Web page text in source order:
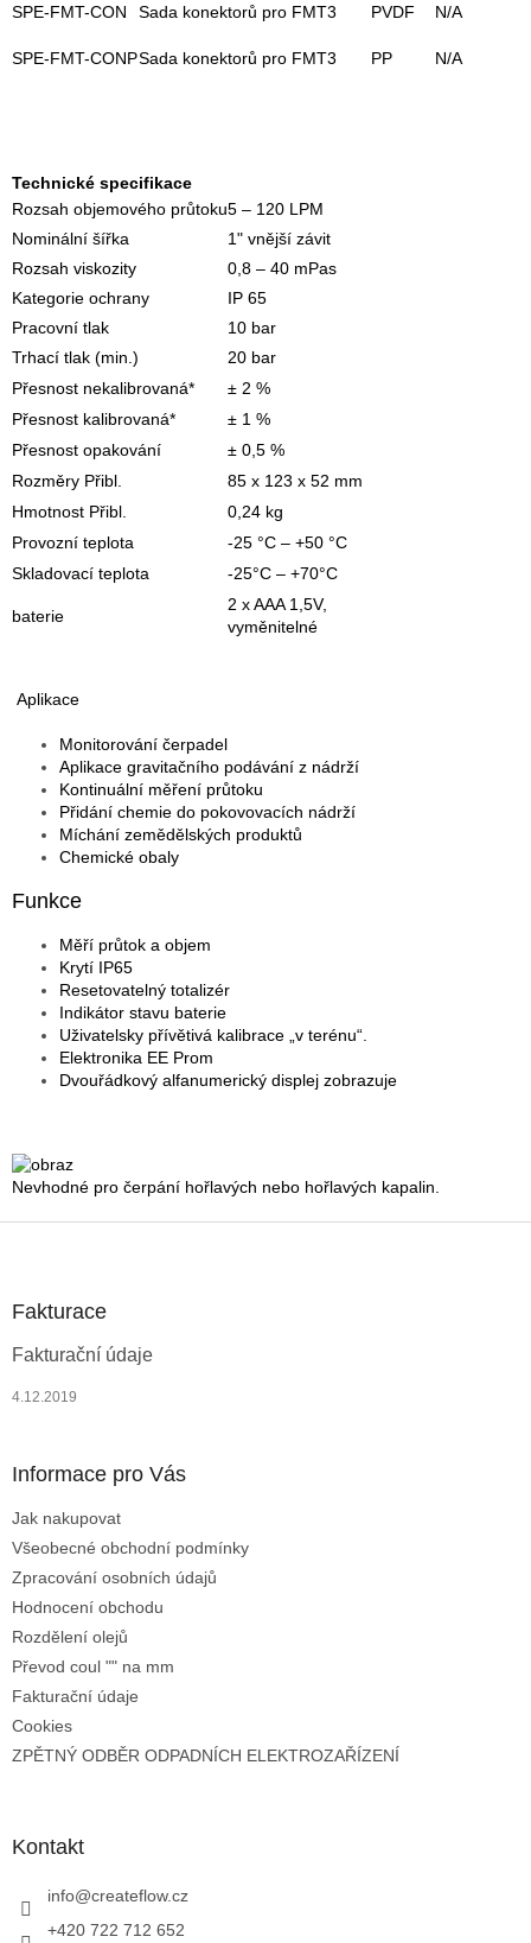
v
p
SPE-FMT-CON Sada konektorů pro FMT3 PVDF N/A
SPE-FMT-CONPSada konektorů pro FMT3 PP N/A
Technické specifikace
Rozsah objemového průtoku5 – 120 LPM
Nominální šířka
1" vnější závit
Rozsah viskozity
0,8 – 40 mPas
Kategorie ochrany
IP 65
Pracovní tlak
10 bar
Trhací tlak (min.)
20 bar
Přesnost nekalibrovaná*
± 2 %
Přesnost kalibrovaná*
± 1 %
Přesnost opakování
± 0,5 %
Rozměry Přibl.
85 x 123 x 52 mm
Hmotnost Přibl.
0,24 kg
Provozní teplota
-25 °C – +50 °C
Skladovací teplota
-25°C – +70°C
baterie
2 x AAA 1,5V,
vyměnitelné
Aplikace
Monitorování čerpadel
Aplikace gravitačního podávání z nádrží
Kontinuální měření průtoku
Přidání chemie do pokovovacích nádrží
Míchání zemědělských produktů
Chemické obaly
Funkce
Měří průtok a objem
Krytí IP65
Resetovatelný totalizér
Indikátor stavu baterie
Uživatelsky přívětivá kalibrace „v terénu“.
Elektronika EE Prom
Dvouřádkový alfanumerický displej zobrazuje
Nevhodné pro čerpání hořlavých nebo hořlavých kapalin.
Fakturace
Fakturační údaje
4.12.2019
Informace pro Vás
Jak nakupovat
Všeobecné obchodní podmínky
Zpracování osobních údajů
Hodnocení obchodu
Rozdělení olejů
Převod coul "" na mm
Fakturační údaje
Cookies
ZPĚTNÝ ODBĚR ODPADNÍCH ELEKTROZAŘÍZENÍ
Kontakt
info@createflow.cz
+420 722 712 652